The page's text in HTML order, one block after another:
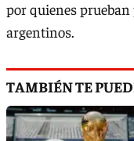
por quienes
argentinos.
TAMBIÉN TE